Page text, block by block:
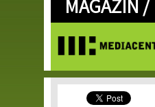
Skip to
main
MAGAZIN /